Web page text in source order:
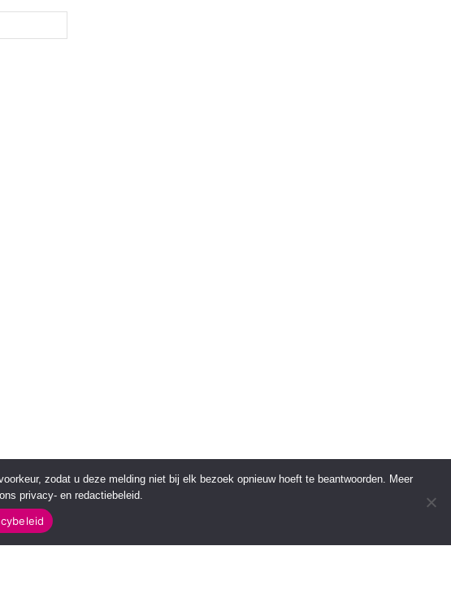
zodat u deze melding niet bij elk bezoek opnieuw hoeft te beantwoorden. Meer
privacy- en redactiebeleid.